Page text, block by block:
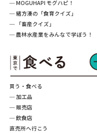
─ MOGUHAPI モグハピ！
─ 緒方湊の「食育クイズ」
─ 「畜産クイズ」
─ 農林水産業をみんなで学ぼう！
買う・食べる
─ 加工品
─ 販売店
─ 飲食店
直売所へ行こう